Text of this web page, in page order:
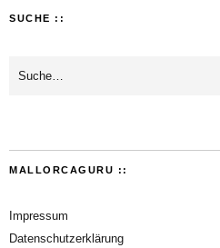
SUCHE ::
MALLORCAGURU ::
Impressum
Datenschutzerklärung